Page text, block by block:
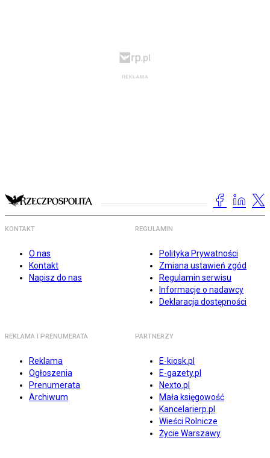
KONTAKT
O nas
Kontakt
Napisz do nas
REGULAMIN
Polityka Prywatności
Zmiana ustawień zgód
Regulamin serwisu
Informacje o nadawcy
Deklaracja dostępności
REKLAMA I PRENUMERATA
Reklama
Ogłoszenia
Prenumerata
Archiwum
PARTNERZY
E-kiosk.pl
E-gazety.pl
Nexto.pl
Mała księgowość
Kancelarierp.pl
Wieści Rolnicze
Życie Warszawy